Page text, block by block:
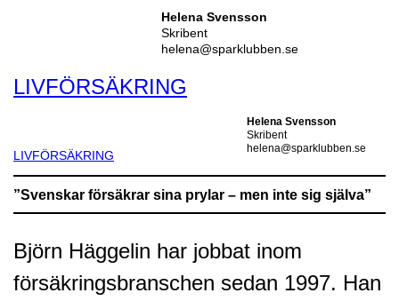
Helena Svensson
Skribent
helena@sparklubben.se
LIVFÖRSÄKRING
LIVFÖRSÄKRING
Helena Svensson
Skribent
helena@sparklubben.se
”Svenskar försäkrar sina prylar – men inte sig själva”
Björn Häggelin har jobbat inom
försäkringsbranschen sedan 1997. Han